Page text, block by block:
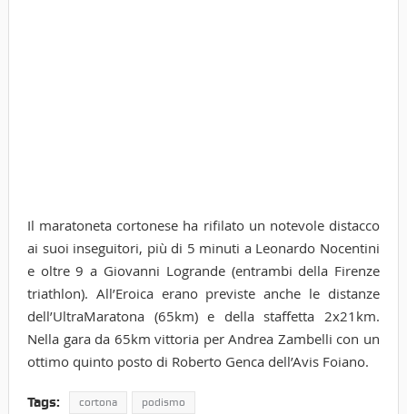
Il maratoneta cortonese ha rifilato un notevole distacco
ai suoi inseguitori, più di 5 minuti a Leonardo Nocentini
e oltre 9 a Giovanni Logrande (entrambi della Firenze
triathlon). All’Eroica erano previste anche le distanze
dell’UltraMaratona (65km) e della staffetta 2x21km.
Nella gara da 65km vittoria per Andrea Zambelli con un
ottimo quinto posto di Roberto Genca dell’Avis Foiano.
Tags: cortona podismo